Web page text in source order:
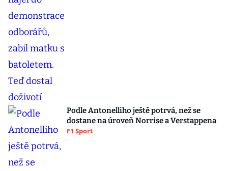
Podle Antonelliho ještě potrvá, než se
dostane na úroveň Norrise a Verstappena
F1 Sport